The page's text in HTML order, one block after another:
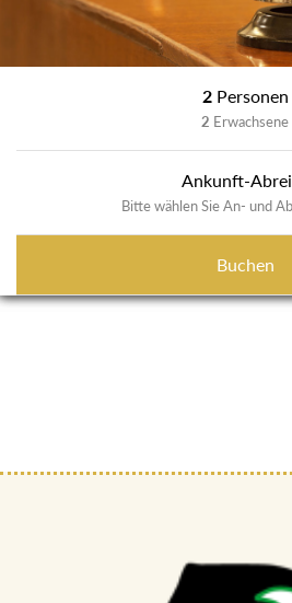
2 Personen
2 Erwachsene
Ankunft-
Bitte wählen Sie An- und
Buchen